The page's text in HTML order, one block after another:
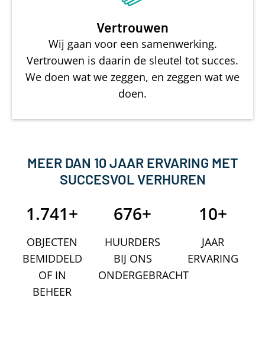
Vertrouwen
Wij gaan voor een samenwerking.
Vertrouwen is daarin de sleutel tot succes.
We doen wat we zeggen, en zeggen wat we
doen.
MEER DAN 10 JAAR ERVARING MET
SUCCESVOL VERHUREN
1.741+
OBJECTEN
BEMIDDELD
OF IN
BEHEER
676+
HUURDERS
BIJ ONS
ONDERGEBRACHT
10+
JAAR
ERVARING